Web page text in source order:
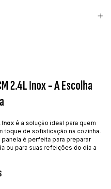
2.4L Inox - A Escolha
Inox é a solução ideal para quem
toque de sofisticação na cozinha.
é perfeita para preparar
ou para suas refeições do dia a